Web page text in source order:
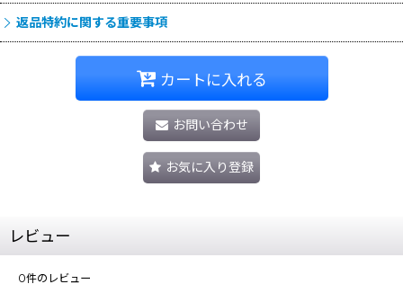
返品特約に関する重要事項
カートに入れる
お問い合わせ
お気に入り登録
レビュー
0件のレビュー